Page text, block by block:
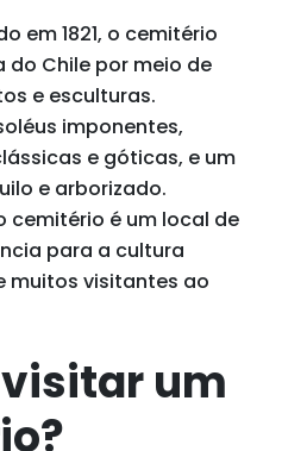
em 1821, o cemitério
do Chile por meio de
e esculturas.
imponentes,
e góticas, e um
e arborizado.
cemitério é um local de
para a cultura
muitos visitantes ao
um